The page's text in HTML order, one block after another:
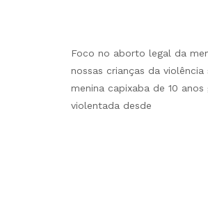
Foco no aborto legal da
nossas crianças da
menina capixaba de 10
violentada desde